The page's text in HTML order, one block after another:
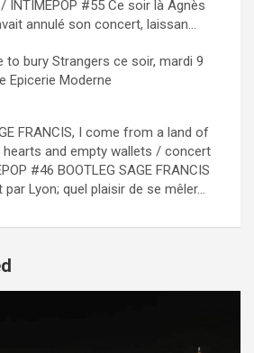
INTIMEPOP #55 Ce soir là Agnès
annulé son concert, laissan...
to bury Strangers ce soir, mardi 9
Epicerie Moderne
FRANCIS, I come from a land of
hearts and empty wallets / concert
#46 BOOTLEG SAGE FRANCIS
par Lyon; quel plaisir de se mêler...